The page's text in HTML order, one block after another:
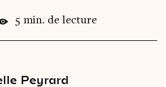
5 min. de lecture
Peyrard